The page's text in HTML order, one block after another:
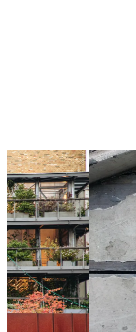
Overslaan